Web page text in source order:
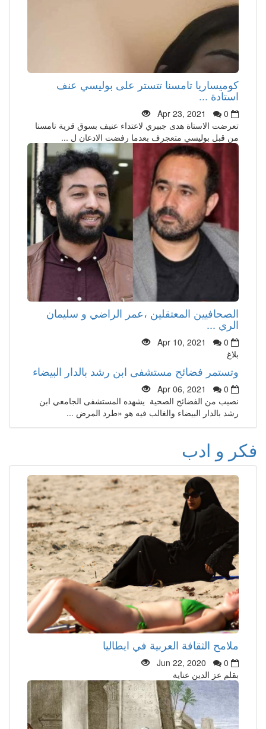
كوميساريا تامسنا تتستر على بوليسي عنف
استادة ...
Apr 23, 2021
0
تعرضت الاستاة هدى جبيري لاعتداء عنيف بسوق قرية تامسنا
من قبل بوليسي متعجرف بعدما رفضت الادعان ل ...
الصحافيين المعتقلين ،عمر الراضي و سليمان
الري ...
Apr 10, 2021
0
بلاغ
وتستمر فضائح مستشفى ابن رشد بالدار البيضاء
Apr 06, 2021
0
نصيب من الفضائح الصحية يشهده المستشفى الجامعي ابن
رشد بالدار البيضاء والغالب فيه هو «طرد المرض ...
فكر و ادب
ملامح الثقافة العربية في ايطاليا
Jun 22, 2020
0
بقلم عز الدين عناية